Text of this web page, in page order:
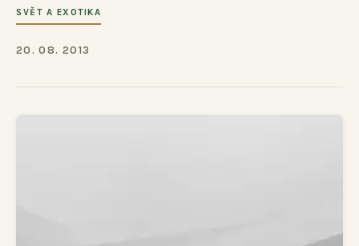
SVĚT A EXOTIKA
20. 08. 2013